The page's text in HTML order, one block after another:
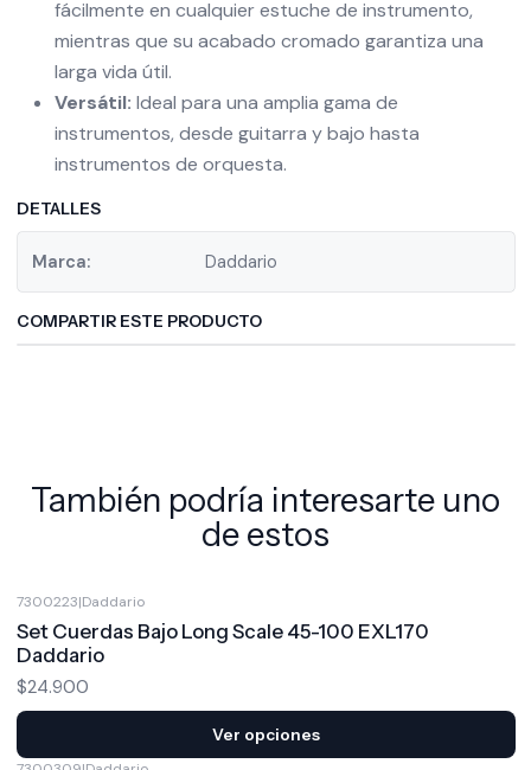
fácilmente en cualquier estuche de instrumento,
mientras que su acabado cromado garantiza una
larga vida útil.
Versátil: Ideal para una amplia gama de
instrumentos, desde guitarra y bajo hasta
instrumentos de orquesta.
DETALLES
Marca: Daddario
COMPARTIR ESTE PRODUCTO
También podría interesarte uno
de estos
7300223|Daddario
Set Cuerdas Bajo Long Scale 45-100 EXL170
Daddario
$24.900
Ver opciones